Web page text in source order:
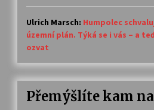
Ulrich Marsch: Humpolec
územní plán. Týká se i vás – a
ozvat
Přemýšlíte kam na